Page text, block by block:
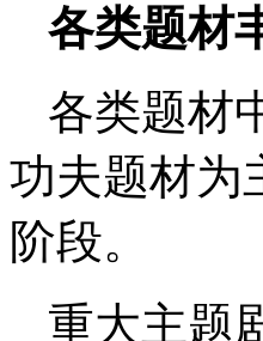
各类题材
各类题材
功夫题材为
阶段。
重大主题